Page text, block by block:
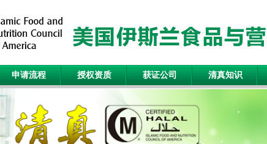
申请流程 授权资质 获证公司 清真知识